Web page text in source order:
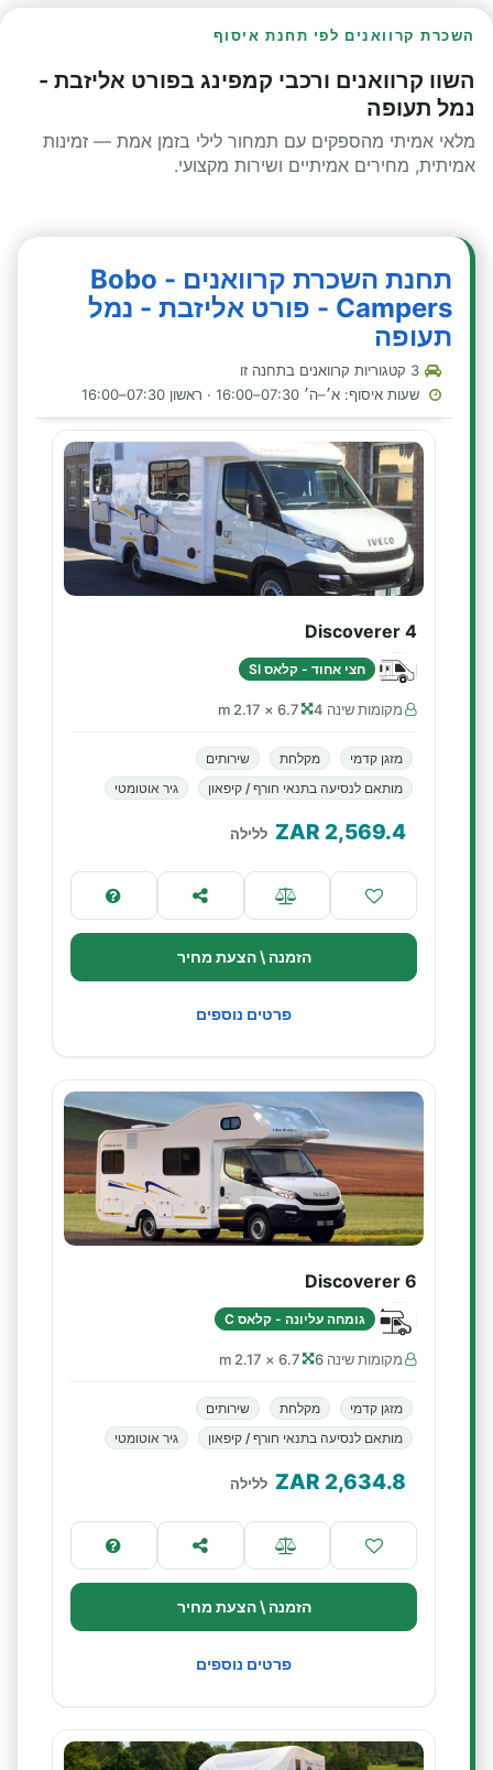
השכרת קרוואנים לפי תחנת איסוף
השוו קרוואנים ורכבי קמפינג בפורט אליזבת -
נמל תעופה
מלאי אמיתי מהספקים עם תמחור לילי בזמן אמת — זמינות
אמיתית, מחירים אמיתיים ושירות מקצועי.
תחנת השכרת קרוואנים - Bobo
Campers - פורט אליזבת - נמל
תעופה
שעות איסוף: א׳–ה׳ 07:30–16:00 · ראשון 07:30–16:00
Discoverer 4
חצי אחוד - קלאס SI
מקומות שינה 4 6.7 × 2.17 m
מזגן קדמי מקלחת
שירותים
מותאם לנסיעה בתנאי חורף / קיפאון
גיר אוטומטי
2,569.4
ZAR ללילה
הזמנה \ הצעת מחיר
פרטים נוספים
Discoverer 6
גומחה עליונה - קלאס C
מקומות שינה 6 6.7 × 2.17 m
מזגן קדמי מקלחת
שירותים
מותאם לנסיעה בתנאי חורף / קיפאון
גיר אוטומטי
2,634.8
ZAR ללילה
הזמנה \ הצעת מחיר
פרטים נוספים